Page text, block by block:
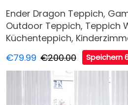
Ender Dragon Teppich,
Outdoor Teppich, Teppich
Küchenteppich,
€79.99 €200.00 Speichern